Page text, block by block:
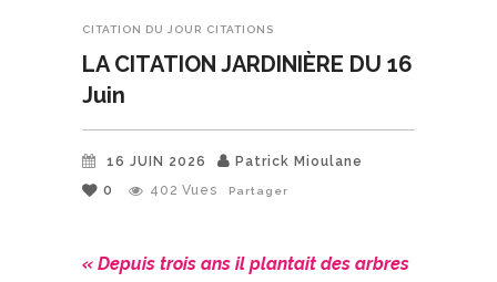
CITATION DU JOUR CITATIONS
LA CITATION JARDINIÈRE DU 16
Juin
16 JUIN 2026
Patrick Mioulane
0
402 Vues Partager
« Depuis trois ans il plantait des arbres